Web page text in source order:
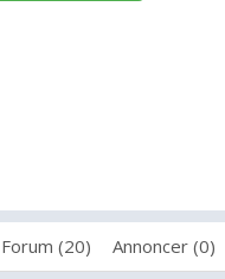
Forum (20) Annoncer (0)